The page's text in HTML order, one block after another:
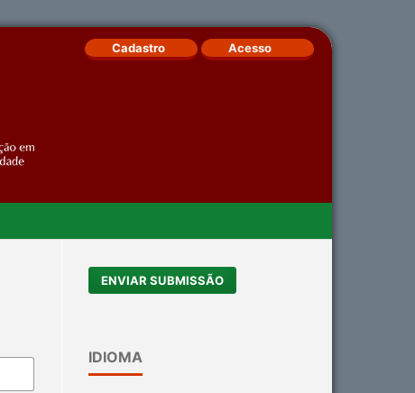
Cadastro Acesso
ENVIAR SUBMISSÃO
IDIOMA